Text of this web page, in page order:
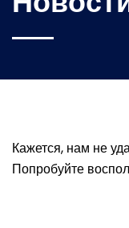
Кажется, нам не
Попробуйте